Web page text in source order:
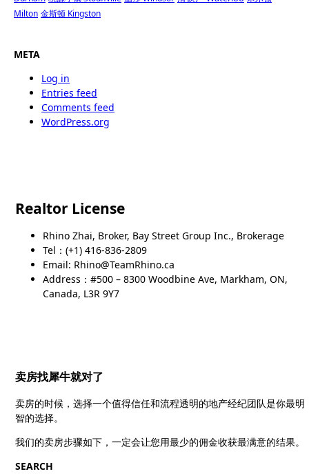
Milton 金斯顿 Kingston
META
Log in
Entries feed
Comments feed
WordPress.org
Realtor License
Rhino Zhai, Broker, Bay Street Group Inc., Brokerage
Tel：(+1) 416-836-2809
Email: Rhino@TeamRhino.ca
Address：#500 – 8300 Woodbine Ave, Markham, ON,
Canada, L3R 9Y7
卖房找犀牛就对了
卖房的时候，选择一个值得信任和流程透明的地产经纪团队是你最明
智的选择。
我们的卖房步骤如下，一定会让您用最少的佣金收获最满意的结果。
SEARCH